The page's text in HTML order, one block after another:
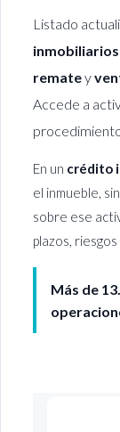
Listado
inmobiliarios
rematey
Accede a
En un crédito
el inmueble,
sobre ese
plazos,
Más de